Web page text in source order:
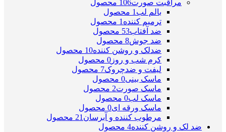
مراقبت صورت106 محصول
بالم لب 1 محصول
ترمیم کننده 1 محصول
ضد آفتاب53 محصول
ضد جوش8 محصول
ضدلک و روشن کننده10 محصول
کرم شب و روز 0 محصول
لیفت و ضدچروک7 محصول
ماسک بینی0 محصول
ماسک صورت2 محصول
ماسک لب0 محصول
ماسک ورقه ای0 محصول
مرطوب کننده و آبرسان 21 محصول
ضد لک و روشن کننده4 محصول